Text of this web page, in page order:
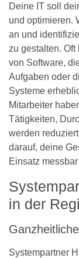
Deine IT soll
und optimieren.
an und
zu gestalten.
von Software,
Aufgaben oder
Systeme
Mitarbeiter
Tätigkeiten,
werden
darauf, deine
Einsatz
in der
Systempartner